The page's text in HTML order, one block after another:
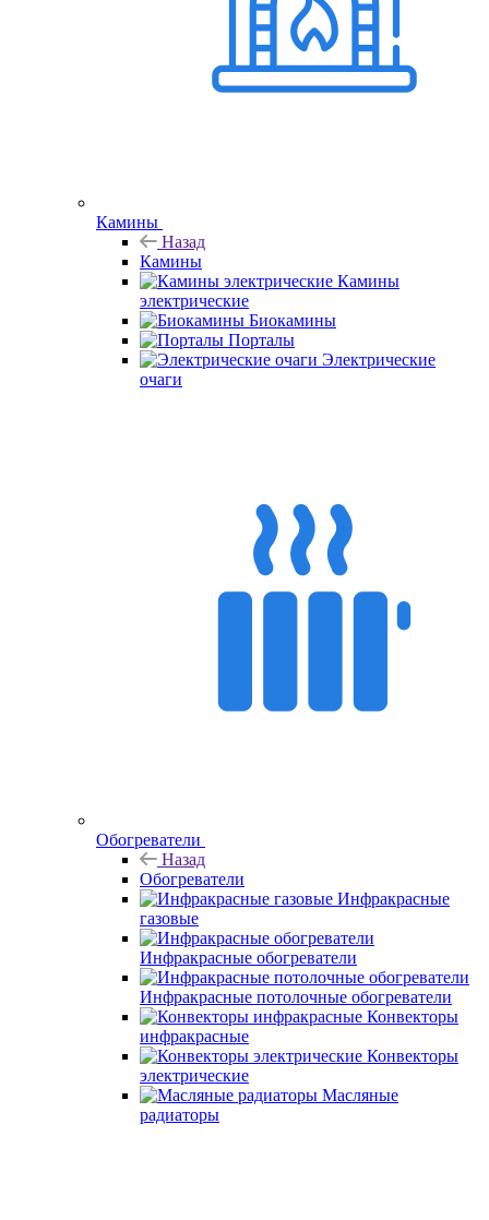
Камины
Назад
Камины
Камины
электрические
Биокамины
Порталы
Электрические
очаги
Обогреватели
Назад
Обогреватели
Инфракрасные
газовые
Инфракрасные обогреватели
Инфракрасные потолочные обогреватели
Конвекторы
инфракрасные
Конвекторы
электрические
Масляные
радиаторы